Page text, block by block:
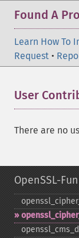
Found A
Learn How To
Request •
User
There are no
OpenSSL-